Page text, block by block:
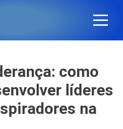
como
líderes
na